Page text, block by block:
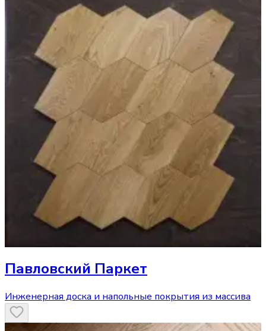
Павловский Паркет
Инженерная доска и напольные покрытия из массива